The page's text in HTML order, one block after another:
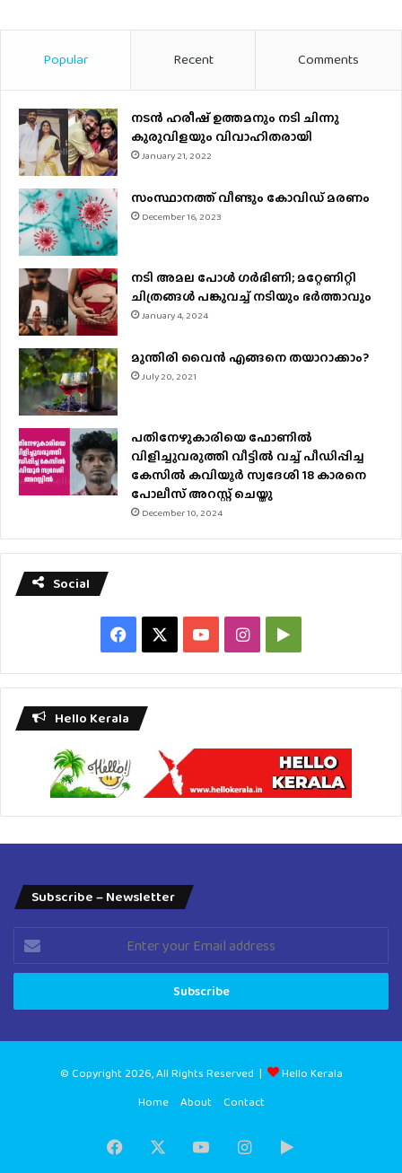
Popular Recent Comments
നടന്‍ ഹരീഷ് ഉത്തമനും നടി ചിന്നു
കുരുവിളയും വിവാഹിതരായി
January 21, 2022
സംസ്ഥാനത്ത് വീണ്ടും കോവിഡ് മരണം
December 16, 2023
നടി അമല പോൾ ​ഗർഭിണി; മറ്റേണിറ്റി
ചിത്രങ്ങള്‍ പങ്കുവച്ച് നടിയും ഭർത്താവും
January 4, 2024
മുന്തിരി വൈന്‍ എങ്ങനെ തയാറാക്കാം?
July 20, 2021
പതിനേഴുകാരിയെ ഫോണിൽ
വിളിച്ചുവരുത്തി വീട്ടിൽ വച്ച് പീഡിപ്പിച്ച
കേസിൽ കവിയൂർ സ്വദേശി 18 കാരനെ
പോലീസ് അറസ്റ്റ് ചെയ്തു
December 10, 2024
Social
Facebook YouTubeInstagramGoogle
Play
Hello Kerala
Subscribe – Newsletter
your
Email
© Copyright 2026, All Rights Reserved |
Hello Kerala
Home
About Contact
Facebook YouTubeInstagramGoogle